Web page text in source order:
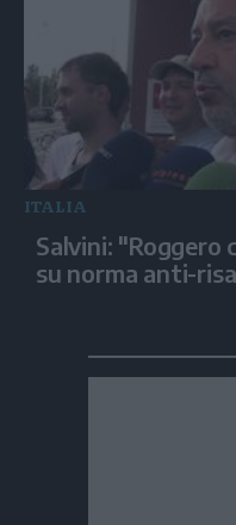
ITALIA
Salvini: "Roggero
su norma anti-